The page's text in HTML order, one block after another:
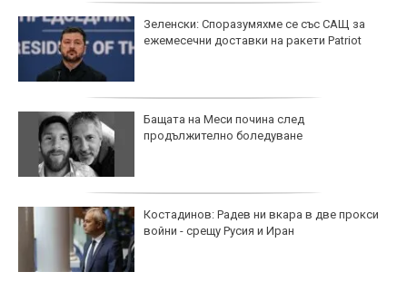
Зеленски: Споразумяхме се със САЩ за
ежемесечни доставки на ракети Patriot
Бащата на Меси почина след
продължително боледуване
Костадинов: Радев ни вкара в две прокси
войни - срещу Русия и Иран